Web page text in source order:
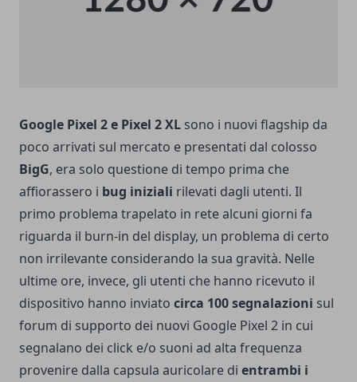
Google Pixel 2 e Pixel 2 XL sono i nuovi flagship da
poco arrivati sul mercato e presentati dal colosso
BigG, era solo questione di tempo prima che
affiorassero i bug iniziali rilevati dagli utenti. Il
primo problema trapelato in rete alcuni giorni fa
riguarda il burn-in del display, un problema di certo
non irrilevante considerando la sua gravità. Nelle
ultime ore, invece, gli utenti che hanno ricevuto il
dispositivo hanno inviato circa 100 segnalazioni sul
forum di supporto dei nuovi Google Pixel 2 in cui
segnalano dei click e/o suoni ad alta frequenza
provenire dalla capsula auricolare di entrambi i